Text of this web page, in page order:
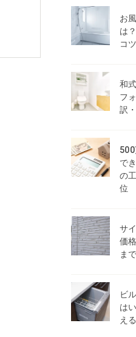
お
は
コ
和
フ
訳
で
の
位
サ
価
ま
ビ
は
え